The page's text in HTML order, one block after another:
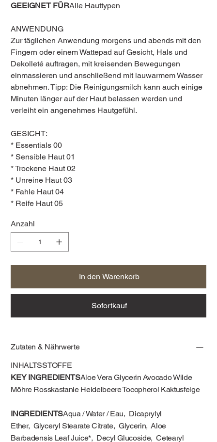
GEEIGNET FÜRAlle Hauttypen
ANWENDUNG
Zur täglichen Anwendung morgens und abends mit den
Fingern oder einem Wattepad auf Gesicht, Hals und
Dekolleté auftragen, mit kreisenden Bewegungen
einmassieren und anschließend mit lauwarmem Wasser
abnehmen. Tipp: Die Reinigungsmilch kann auch einige
Minuten länger auf der Haut belassen werden und
verleiht ein angenehmes Hautgefühl.
GESICHT:
* Essentials 00
* Sensible Haut 01
* Trockene Haut 02
* Unreine Haut 03
* Fahle Haut 04
* Reife Haut 05
Anzahl
In den Warenkorb
Sofortkauf
Zutaten & Nährwerte
INHALTSSTOFFE
KEY INGREDIENTSAloe Vera Glycerin Avocado Wilde
Möhre Rosskastanie Heidelbeere Tocopherol Kaktusfeige
INGREDIENTSAqua / Water / Eau, Dicaprylyl
Ether, Glyceryl Stearate Citrate, Glycerin, Aloe
Barbadensis Leaf Juice*, Decyl Glucoside, Cetearyl